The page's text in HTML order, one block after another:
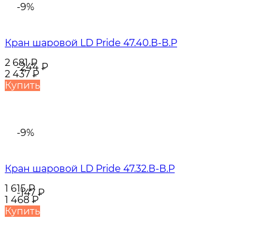
-9%
-244 ₽
Кран шаровой LD Pride 47.40.В-В.Р
2 681₽
2 437₽
Купить
-9%
-147 ₽
Кран шаровой LD Pride 47.32.В-В.Р
1 615₽
1 468 ₽
Купить